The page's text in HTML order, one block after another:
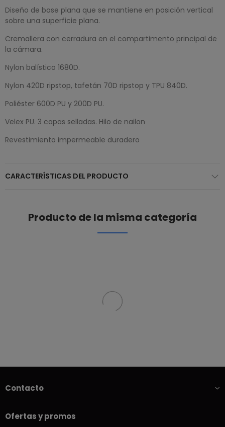
Diseño de base plana que se mantiene en posición vertical
sobre una superficie plana.
Cremallera con cerradura en el compartimento principal de
la cámara.
Nylon balístico 1680D.
Nylon 420D ripstop, tafetán 70D ripstop y TPU 840D.
Poliéster 600D PU y 200D PU.
Velex PU. 3 capas selladas. Hilo de nailon
Revestimiento impermeable duradero
CARACTERÍSTICAS DEL PRODUCTO
Producto de la misma categoría
Contacto
Ofertas y promos